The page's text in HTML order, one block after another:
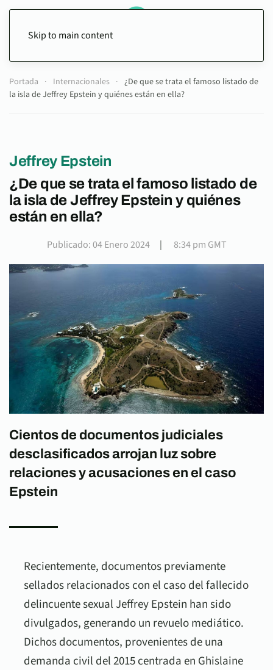
Skip to main content
Portada Internacionales
¿De que se trata el famoso listado de
la isla de Jeffrey Epstein y quiénes están en ella?
Jeffrey Epstein
¿De que se trata el famoso listado de
la isla de Jeffrey Epstein y quiénes
están en ella?
Publicado: 04 Enero 2024| 8:34 pm GMT
Cientos de documentos judiciales
desclasificados arrojan luz sobre
relaciones y acusaciones en el caso
Epstein
Recientemente, documentos previamente
sellados relacionados con el caso del fallecido
delincuente sexual Jeffrey Epstein han sido
divulgados, generando un revuelo mediático.
Dichos documentos, provenientes de una
demanda civil del 2015 centrada en Ghislaine